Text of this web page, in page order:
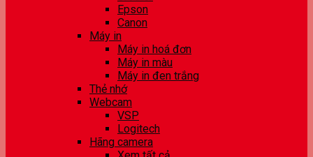
Epson
Canon
Máy in
Máy in hoá đơn
Máy in màu
Máy in đen trắng
Thẻ nhớ
Webcam
VSP
Logitech
Hãng camera